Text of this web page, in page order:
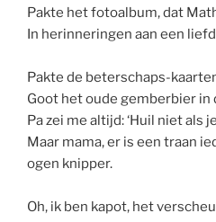
Pakte het fotoalbum, dat
In herinneringen aan een
Pakte de beterschaps-
Goot het oude gemberbier in
Pa zei me altijd: ‘Huil niet als
Maar mama, er is een traan
ogen knipper.
Oh, ik ben kapot, het